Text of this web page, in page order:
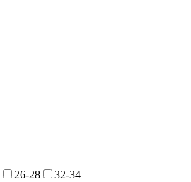
26-28
32-34